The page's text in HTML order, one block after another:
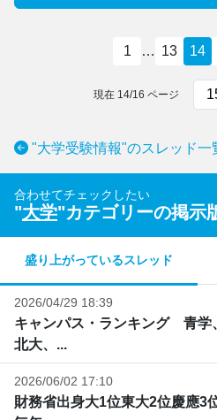
1 … 13 14
現在 14/16 ページ
"大学受験情報"のスレッド一
合わせてチェックしたい
"大学"カテゴリーの掲示
盛り上がっているスレッド
2026/04/29 18:39
キャンパス・ランキング 青
北大、...
2026/06/02 17:10
財務省出身大1位東大2位慶應3